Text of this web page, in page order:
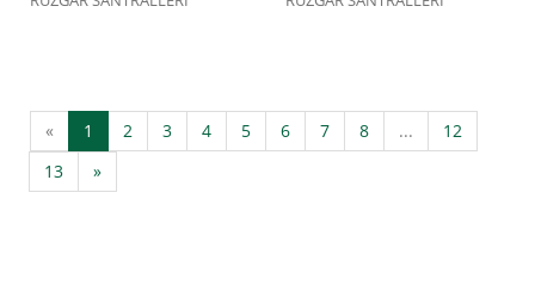
« 1 2 3 4 5 6 7 8 ...
12
13
»